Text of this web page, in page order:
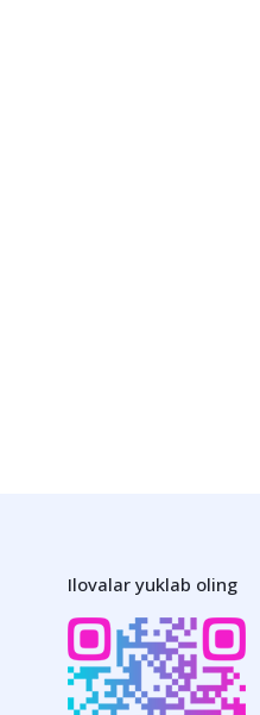
Ilovalar yuklab oling